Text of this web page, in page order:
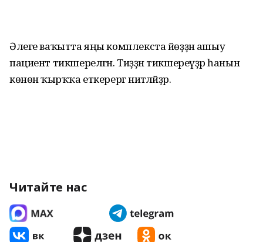
Әлеге ваҡытта яңы комплекста йөҙҙән ашыу
пациент тикшерелгән. Тиҙҙән тикшереүҙәр һанын
көнөнә ҡырҡҡа еткерергә ниәтләйҙәр.
Читайте нас